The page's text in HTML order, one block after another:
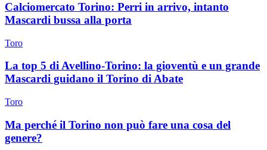
Calciomercato Torino: Perri in arrivo, intanto
Mascardi bussa alla porta
Toro
La top 5 di Avellino-Torino: la gioventù e un grande
Mascardi guidano il Torino di Abate
Toro
Ma perché il Torino non può fare una cosa del
genere?